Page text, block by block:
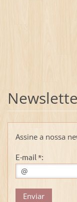
Assine a nossa
E-mail *: